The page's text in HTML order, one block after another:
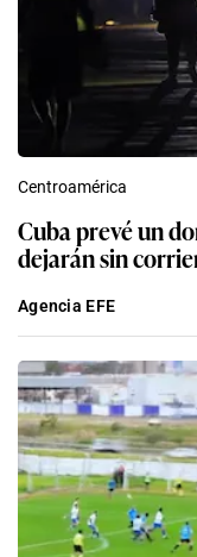
Centroamérica
Cuba prevé un
dejarán sin
Agencia EFE